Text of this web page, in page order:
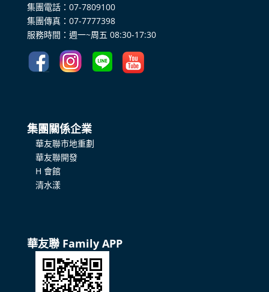
集團電話：07-7809100
集團傳真：07-7777398
服務時間：週一~周五 08:30-17:30
集團關係企業
華友聯市地重劃
華友聯開發
H 會館
清水漾
華友聯 Family APP